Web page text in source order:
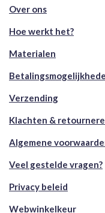
Over ons
Hoe werkt het?
Materialen
Verzending
Klachten &
Algemene
Veel gestelde vragen?
Privacy beleid
Webwinkelkeur